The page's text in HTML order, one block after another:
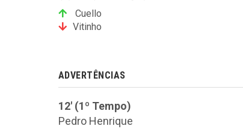
Cuello
Vitinho
ADVERTÊNCIAS
12' (1º Tempo)
Pedro Henrique